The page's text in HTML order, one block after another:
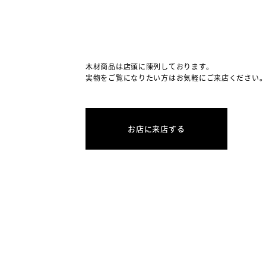
木材商品は店頭に陳列しております。
実物をご覧になりたい方はお気軽にご来店ください
お店に来店する